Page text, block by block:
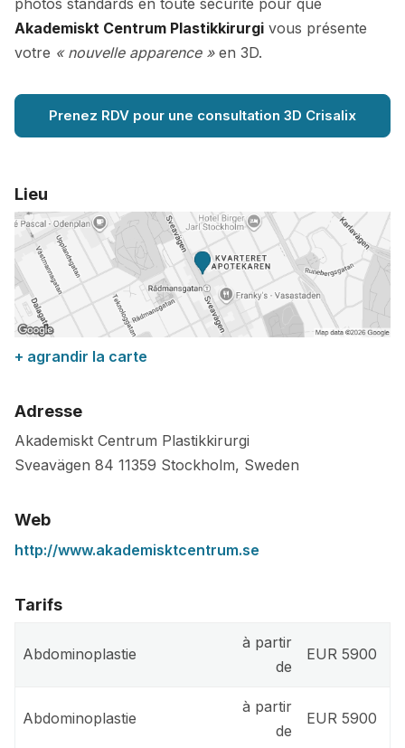
Akademiskt Centrum Plastikkirurgi vous présente
votre « nouvelle apparence »en 3D.
Prenez RDV pour une consultation 3D Crisalix
Lieu
+ agrandir la carte
Adresse
Akademiskt Centrum Plastikkirurgi
Sveavägen 84 11359 Stockholm, Sweden
Web
http://www.akademisktcentrum.se
Tarifs
Abdominoplastie
à partir
de
EUR 5900
Abdominoplastie
à partir
de
EUR 5900